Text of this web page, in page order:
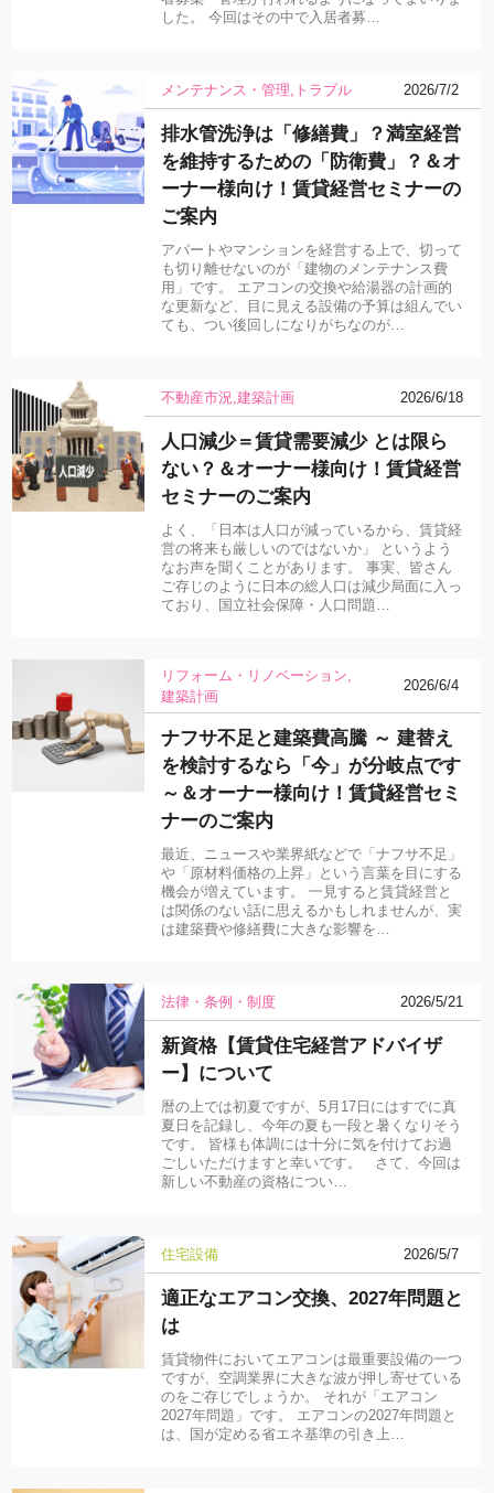
した。 今回はその中で入居者募…
メンテナンス・管理 トラブル 2026/7/2
排水管洗浄は「修繕費」？満室経営
を維持するための「防衛費」？＆オ
ーナー様向け！賃貸経営セミナーの
ご案内
アパートやマンションを経営する上で、切って
も切り離せないのが「建物のメンテナンス費
用」です。 エアコンの交換や給湯器の計画的
な更新など、目に見える設備の予算は組んでい
ても、つい後回しになりがちなのが…
不動産市況 建築計画 2026/6/18
人口減少＝賃貸需要減少 とは限ら
ない？＆オーナー様向け！賃貸経営
セミナーのご案内
よく、「日本は人口が減っているから、賃貸経
営の将来も厳しいのではないか」 というよう
なお声を聞くことがあります。 事実、皆さん
ご存じのように日本の総人口は減少局面に入っ
ており、国立社会保障・人口問題…
リフォーム・リノベーション
建築計画
2026/6/4
ナフサ不足と建築費高騰 ～ 建替え
を検討するなら「今」が分岐点です
～＆オーナー様向け！賃貸経営セミ
ナーのご案内
最近、ニュースや業界紙などで「ナフサ不足」
や「原材料価格の上昇」という言葉を目にする
機会が増えています。 一見すると賃貸経営と
は関係のない話に思えるかもしれませんが、実
は建築費や修繕費に大きな影響を…
法律・条例・制度 2026/5/21
新資格【賃貸住宅経営アドバイザ
ー】について
暦の上では初夏ですが、5月17日にはすでに真
夏日を記録し、今年の夏も一段と暑くなりそう
です。 皆様も体調には十分に気を付けてお過
ごしいただけますと幸いです。 さて、今回は
新しい不動産の資格につい…
住宅設備 2026/5/7
適正なエアコン交換、2027年問題と
は
賃貸物件においてエアコンは最重要設備の一つ
ですが、空調業界に大きな波が押し寄せている
のをご存じでしょうか。 それが「エアコン
2027年問題」です。 エアコンの2027年問題と
は、国が定める省エネ基準の引き上…